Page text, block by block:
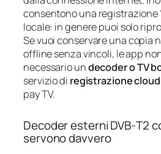
consentono una registrazione
locale: in genere puoi solo
Se vuoi conservare una copia
offline senza vincoli, le app
necessario undecoder o TV
servizio di registrazione cloud
pay TV.
Decoder esterni DVB‑T2
servono davvero